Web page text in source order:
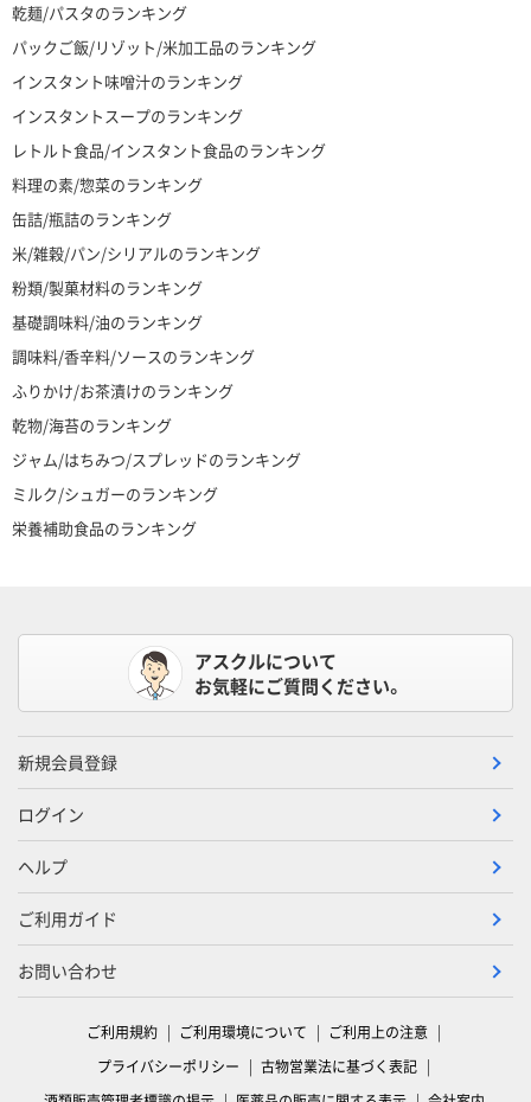
乾麺/パスタのランキング
パックご飯/リゾット/米加工品のランキング
インスタント味噌汁のランキング
インスタントスープのランキング
レトルト食品/インスタント食品のランキング
料理の素/惣菜のランキング
缶詰/瓶詰のランキング
米/雑穀/パン/シリアルのランキング
粉類/製菓材料のランキング
基礎調味料/油のランキング
調味料/香辛料/ソースのランキング
ふりかけ/お茶漬けのランキング
乾物/海苔のランキング
ジャム/はちみつ/スプレッドのランキング
ミルク/シュガーのランキング
栄養補助食品のランキング
アスクルについて
お気軽にご質問ください。
新規会員登録
ログイン
ヘルプ
ご利用ガイド
お問い合わせ
ご利用規約 ご利用環境について
ご利用上の注意
プライバシーポリシー
古物営業法に基づく表記